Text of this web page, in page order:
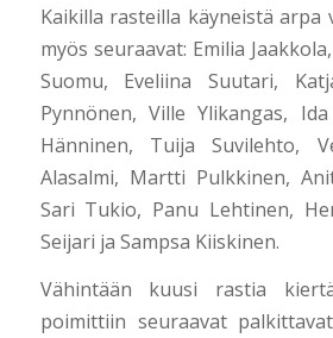
Kaikilla rasteilla käyneistä arpa
myös seuraavat: Emilia
Suomu, Eveliina Suutari,
Pynnönen, Ville Ylikangas,
Hänninen, Tuija Suvilehto,
Alasalmi, Martti Pulkkinen,
Sari Tukio, Panu Lehtinen,
Seijari ja Sampsa Kiiskinen.
Vähintään kuusi rastia
poimittiin seuraavat